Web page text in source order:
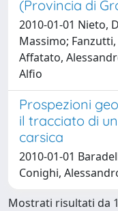
(Provincia di
2010-01-01 Nieto,
Massimo;
Affatato,
Alfio
Prospezioni
il tracciato di
carsica
2010-01-01
Conighi,
Mostrati risultati da